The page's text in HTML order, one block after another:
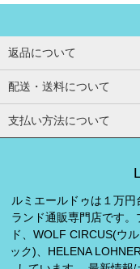
返品について
配送・送料について
支払い方法について
ルミエールドゥは１万
ランド通販専門店です
ド、WOLF CIRCUS(ウ
ック)、HELENA